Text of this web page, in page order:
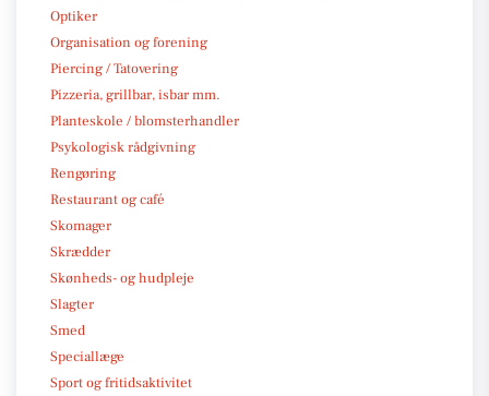
Optiker
Organisation og forening
Piercing / Tatovering
Pizzeria, grillbar, isbar mm.
Planteskole / blomsterhandler
Psykologisk rådgivning
Rengøring
Restaurant og café
Skomager
Skrædder
Skønheds- og hudpleje
Slagter
Smed
Speciallæge
Sport og fritidsaktivitet